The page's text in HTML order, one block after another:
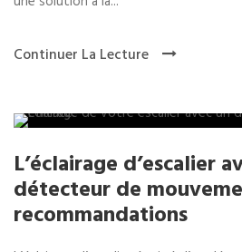
Continuer La Lecture
L’éclairage d’escalier
détecteur de
recommandations